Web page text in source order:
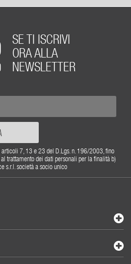
SE TI ISCRIVI
ORA ALLA
NEWSLETTER
articoli 7, 13 e 23 del D.Lgs. n. 196/2003, fino
trattamento dei dati personali per la finalità b)
s.r.l. società a socio unico